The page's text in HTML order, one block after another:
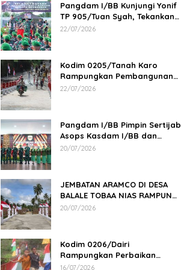
Pangdam I/BB Kunjungi Yonif
TP 905/Tuan Syah, Tekankan
Profesionalisme dan
22/07/2026
Kodim 0205/Tanah Karo
Rampungkan Pembangunan
Jembatan Beton di Desa
22/07/2026
Pangdam I/BB Pimpin Sertijab
Asops Kasdam I/BB dan
Danyonarmed 2/KS serta
20/07/2026
JEMBATAN ARAMCO DI DESA
BALALE TOBAA NIAS RAMPUNG,
AKSES WARGA SEMAKIN MUDAH
20/07/2026
Kodim 0206/Dairi
Rampungkan Perbaikan
Jembatan Gantung Perintis 2
16/07/2026